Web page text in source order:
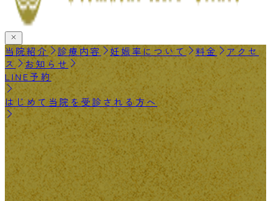
当院紹介 診療内容 妊娠率について 料金
アクセ
ス
お知らせ
LINE予約
はじめて当院を受診される方へ